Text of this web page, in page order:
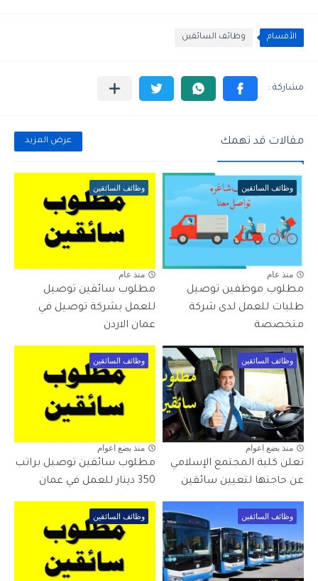
الأقسام وظائف السائقين
مقالات قد تهمك عرض المزيد
وظائف السائقين
منذ عام
مطلوب موظفين توصيل
طلبات للعمل لدى شركة
متخصصة
وظائف السائقين
منذ عام
مطلوب سائقين توصيل
للعمل بشركة توصيل في
عمان الاردن
وظائف السائقين
منذ بضع اعوام
تعلن كلية المجتمع الإسلامي
عن حاجتها لتعيين سائقين
وظائف السائقين
منذ بضع اعوام
مطلوب سائقين توصيل براتب
350 دينار للعمل في عمان
وظائف السائقين وظائف السائقين